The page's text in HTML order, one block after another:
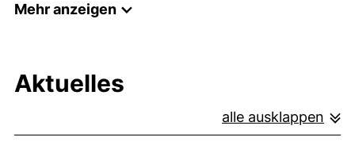
Mehr anzeigen
Aktuelles
alle ausklappen